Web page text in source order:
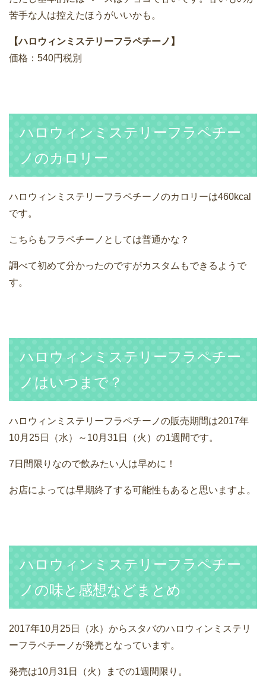
苦手な人は控えたほうがいいかも。
【ハロウィンミステリーフラペチーノ】
価格：540円税別
ハロウィンミステリーフラペチー
ノのカロリー
ハロウィンミステリーフラペチーノのカロリーは460kcal
です。
こちらもフラペチーノとしては普通かな？
調べて初めて分かったのですがカスタムもできるようで
す。
ハロウィンミステリーフラペチー
ノはいつまで？
ハロウィンミステリーフラペチーノの販売期間は2017年
10月25日（水）～10月31日（火）の1週間です。
7日間限りなので飲みたい人は早めに！
お店によっては早期終了する可能性もあると思いますよ。
ハロウィンミステリーフラペチー
ノの味と感想などまとめ
2017年10月25日（水）からスタバのハロウィンミステリ
ーフラペチーノが発売となっています。
発売は10月31日（火）までの1週間限り。